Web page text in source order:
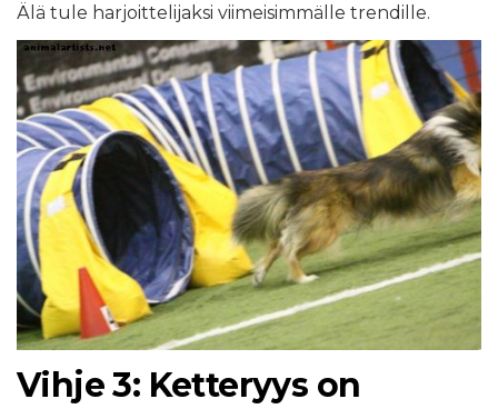
Älä tule harjoittelijaksi viimeisimmälle trendille.
Vihje 3: Ketteryys on